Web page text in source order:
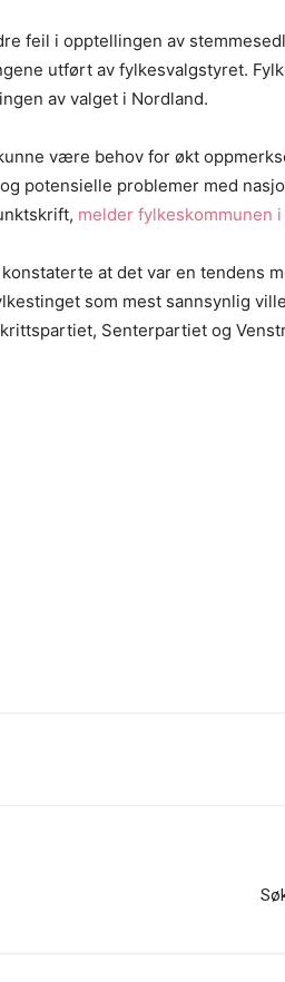
feil i opptellingen av
utført av fylkesvalgstyret.
av valget i Nordland.
være behov for økt
potensielle problemer med
melder fylkeskommunen
at det var en tendens
som mest sannsynlig
Senterpartiet og